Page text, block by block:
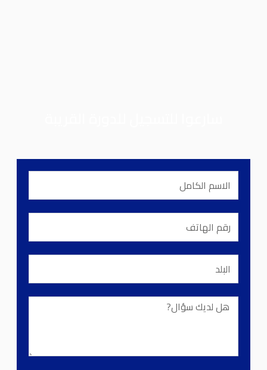
الاسم
الكامل
رقم
الهاتف
البلد
هل